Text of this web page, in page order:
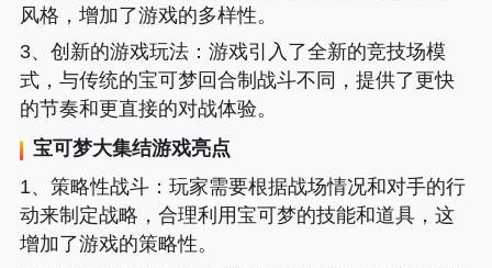
风格，增加了游戏的多样性。
3、创新的游戏玩法：游戏引入了全新的竞技场模
式，与传统的宝可梦回合制战斗不同，提供了更快
的节奏和更直接的对战体验。
宝可梦大集结游戏亮点
1、策略性战斗：玩家需要根据战场情况和对手的行
动来制定战略，合理利用宝可梦的技能和道具，这
增加了游戏的策略性。